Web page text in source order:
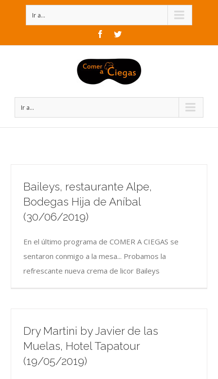
Ir a...
FacebookTwitter
Ir a...
Baileys, restaurante Alpe,
Bodegas Hija de Aníbal
(30/06/2019)
En el último programa de COMER A CIEGAS se
sentaron conmigo a la mesa... Probamos la
refrescante nueva crema de licor Baileys
Dry Martini by Javier de las
Muelas, Hotel Tapatour
(19/05/2019)